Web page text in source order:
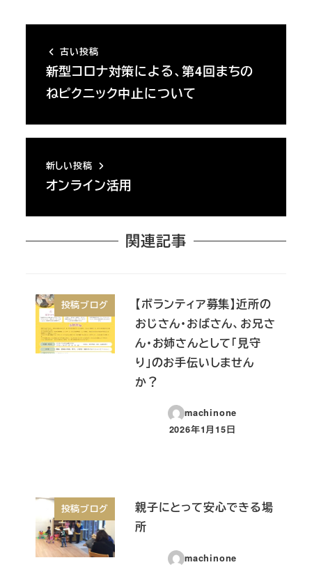
古い投稿
新型コロナ対策による、第4回まちの
ねピクニック中止について
新しい投稿
オンライン活用
関連記事
投稿ブログ
【ボランティア募集】近所の
おじさん・おばさん、お兄さ
ん・お姉さんとして「見守
り」のお手伝いしません
か？
machinone
投稿日
2026年1月15日
投稿ブログ
親子にとって安心できる場
所
machinone